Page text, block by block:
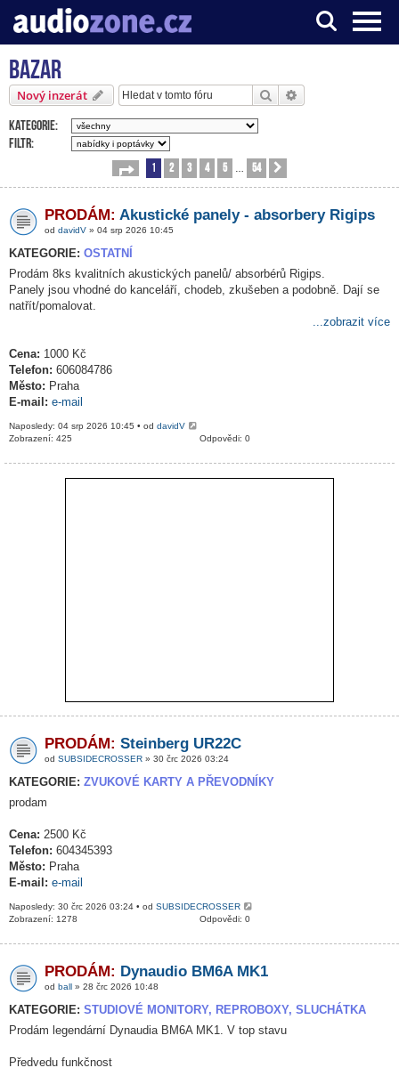
Server o digitálním zpracování zvuku
Bazar
Nový inzerát Hledat
Kategorie:
Filtr:
Stránka 1z 54
1 2 3 4 5 54
PRODÁM: Akustické panely - absorbery Rigips
od davidV » 04 srp 2026 10:45
KATEGORIE: OSTATNÍ
Prodám 8ks kvalitních akustických panelů/ absorbérů Rigips.
Panely jsou vhodné do kanceláří, chodeb, zkušeben a podobně. Dají se
natřít/pomalovat.
...zobrazit více
Cena: 1000 Kč
Telefon: 606084786
Město: Praha
E-mail: e-mail
Naposledy: 04 srp 2026 10:45 • od davidV
Odpovědi: 0
Zobrazení: 425
PRODÁM: Steinberg UR22C
od SUBSIDECROSSER » 30 črc 2026 03:24
KATEGORIE: ZVUKOVÉ KARTY A PŘEVODNÍKY
prodam
Cena: 2500 Kč
Telefon: 604345393
Město: Praha
E-mail: e-mail
Naposledy: 30 črc 2026 03:24 • od SUBSIDECROSSER
Odpovědi: 0
Zobrazení: 1278
PRODÁM: Dynaudio BM6A MK1
od ball » 28 črc 2026 10:48
KATEGORIE: STUDIOVÉ MONITORY, REPROBOXY, SLUCHÁTKA
Prodám legendární Dynaudia BM6A MK1. V top stavu
Předvedu funkčnost